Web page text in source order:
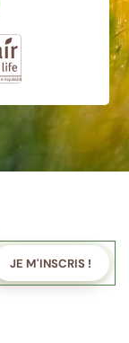
JE M'INSCRIS !